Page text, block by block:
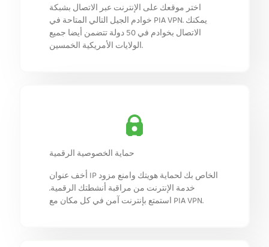
اختر موقعك على الإنترنت عبر الاتصال بشبكة
خوادم الجيل التالي المتاحة في PIA VPN. يمكنك
الاتصال بخوادم في 50 دولة تتضمن أيضا جميع
الولايات الأمريكية الخمسين.
حماية الخصوصية الرقمية
أخف عنوان IP الخاص بك لحماية هويتك وامنع مزود
خدمة الإنترنت من مراقبة أنشطتك الرقمية.
استمتع بإنترنت آمن في كل مكان مع PIA VPN.